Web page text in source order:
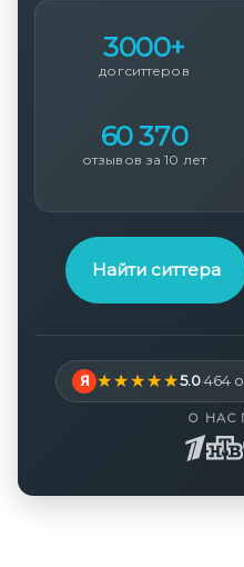
3000+
догситтеров
60 370
отзывов за 10 лет
Найти ситтера
Я 5.0·464
О НАС